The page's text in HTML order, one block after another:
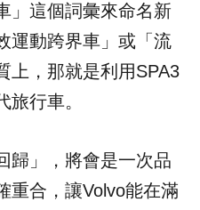
」這個詞彙來命名新
運動跨界車」或「流
上，那就是利用SPA3
行車。
歸」，將會是一次品
重合，讓Volvo能在滿